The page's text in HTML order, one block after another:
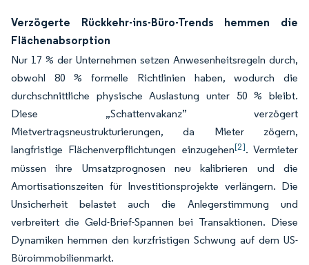
Verzögerte Rückkehr-ins-Büro-Trends hemmen die
Flächenabsorption
Nur 17 % der Unternehmen setzen Anwesenheitsregeln durch,
obwohl 80 % formelle Richtlinien haben, wodurch die
durchschnittliche physische Auslastung unter 50 % bleibt.
Diese „Schattenvakanz” verzögert
Mietvertragsneustrukturierungen, da Mieter zögern,
langfristige Flächenverpflichtungen einzugehen[2]. Vermieter
müssen ihre Umsatzprognosen neu kalibrieren und die
Amortisationszeiten für Investitionsprojekte verlängern. Die
Unsicherheit belastet auch die Anlegerstimmung und
verbreitert die Geld-Brief-Spannen bei Transaktionen. Diese
Dynamiken hemmen den kurzfristigen Schwung auf dem US-
Büroimmobilienmarkt.